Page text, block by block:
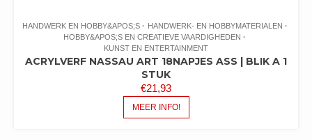
HANDWERK EN HOBBY&APOS;S
HANDWERK- EN HOBBYMATERIALEN
HOBBY&APOS;S EN CREATIEVE VAARDIGHEDEN
KUNST EN ENTERTAINMENT
ACRYLVERF NASSAU ART 18NAPJES ASS | BLIK A 1
STUK
€21,93
MEER INFO!